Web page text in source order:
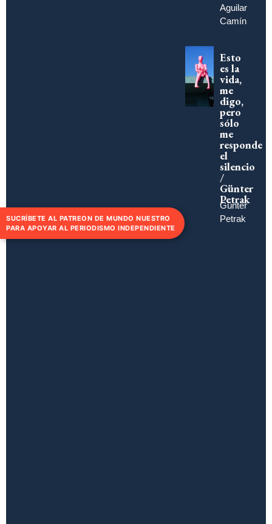
Aguilar
Camín
Esto
es la
vida,
me
digo,
pero
sólo
me
responde
el
silencio
/
Günter
Petrak
Günter
Petrak
SUCRÍBETE AL PATREON DE MUNDO NUESTRO
PARA APOYAR AL PERIODISMO INDEPENDIENTE